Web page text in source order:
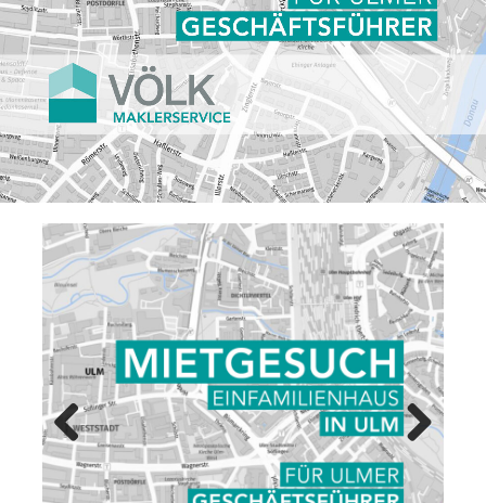
Previ
ous
Next